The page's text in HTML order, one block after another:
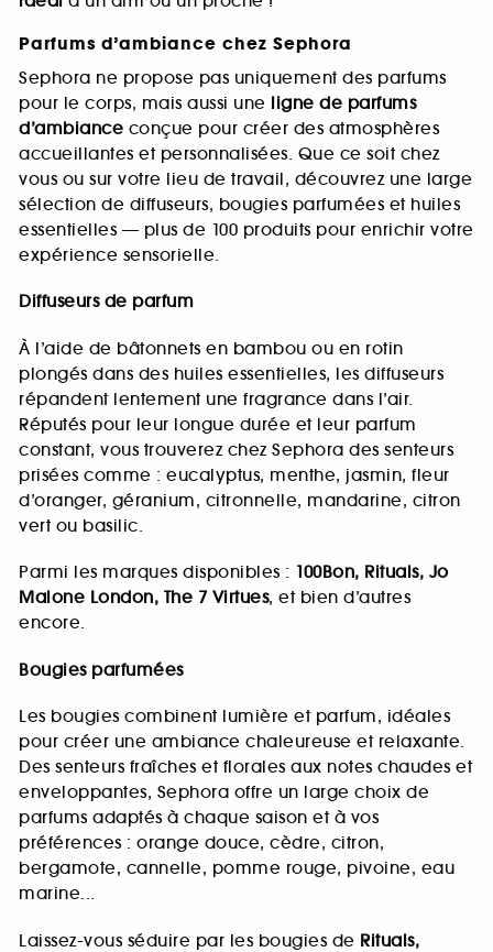
Parfums d’ambiance chez Sephora
Sephora ne propose pas uniquement des parfums
pour le corps, mais aussi une ligne de parfums
d’ambiance conçue pour créer des atmosphères
accueillantes et personnalisées. Que ce soit chez
vous ou sur votre lieu de travail, découvrez une large
sélection de diffuseurs, bougies parfumées et huiles
essentielles — plus de 100 produits pour enrichir votre
expérience sensorielle.
Diffuseurs de parfum
À l’aide de bâtonnets en bambou ou en rotin
plongés dans des huiles essentielles, les diffuseurs
répandent lentement une fragrance dans l’air.
Réputés pour leur longue durée et leur parfum
constant, vous trouverez chez Sephora des senteurs
prisées comme : eucalyptus, menthe, jasmin, fleur
d’oranger, géranium, citronnelle, mandarine, citron
vert ou basilic.
Parmi les marques disponibles : 100Bon, Rituals, Jo
Malone London, The 7 Virtues, et bien d’autres
encore.
Bougies parfumées
Les bougies combinent lumière et parfum, idéales
pour créer une ambiance chaleureuse et relaxante.
Des senteurs fraîches et florales aux notes chaudes et
enveloppantes, Sephora offre un large choix de
parfums adaptés à chaque saison et à vos
préférences : orange douce, cèdre, citron,
bergamote, cannelle, pomme rouge, pivoine, eau
marine...
Laissez-vous séduire par les bougies de Rituals,